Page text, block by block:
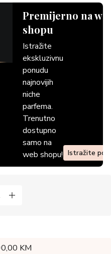
Premijerno na
shopu
Istražite
ekskluzivnu
ponudu
najnovijih
niche
parfema.
Trenutno
dostupno
samo na
web shopu! Istražite
KM